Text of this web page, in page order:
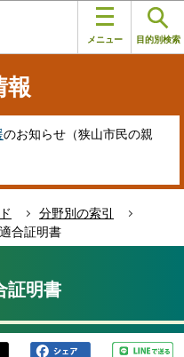
メニュー 目的別検索
報
のお知らせ（狭山市民の親
分野別の索引
合証明書
証明書